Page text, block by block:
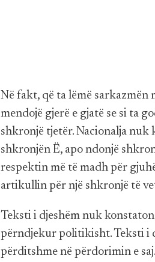
Në fakt, që ta lëmë sarkazmën
mendojë gjerë e gjatë se si ta
shkronjë tjetër. Nacionalja
shkronjën Ë, apo ndonjë
respektin më të madh për
artikullin për një shkronjë të
Teksti i djeshëm nuk
përndjekur politikisht. Teksti i
përditshme në përdorimin e saj.